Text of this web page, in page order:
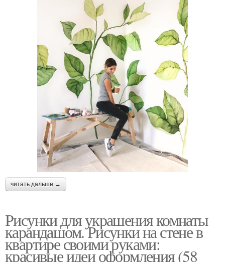
читать дальше →
Рисунки для украшения комнаты
карандашом. Рисунки на стене в
квартире своими руками:
красивые идеи оформления (58